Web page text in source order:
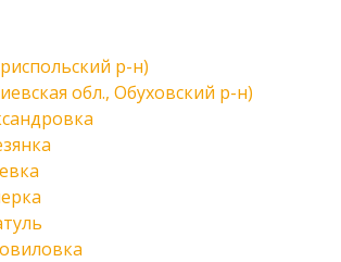
р-н)
обл., Обуховский р-н)